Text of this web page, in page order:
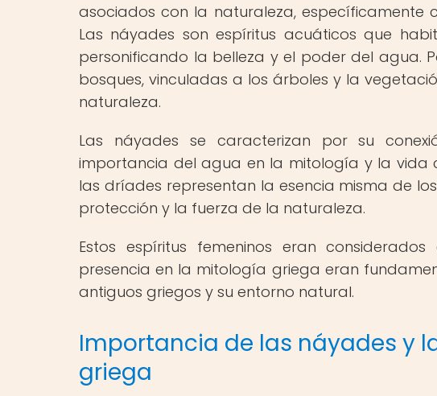
asociados con la naturaleza, específicamente
Las náyades son espíritus acuáticos que
personificando la belleza y el poder del agua.
bosques, vinculadas a los árboles y la
naturaleza.
Las náyades se caracterizan por su
importancia del agua en la mitología y la vida
las dríades representan la esencia misma de
protección y la fuerza de la naturaleza.
Estos espíritus femeninos eran
presencia en la mitología griega eran
antiguos griegos y su entorno natural.
Importancia de las náyades y
griega